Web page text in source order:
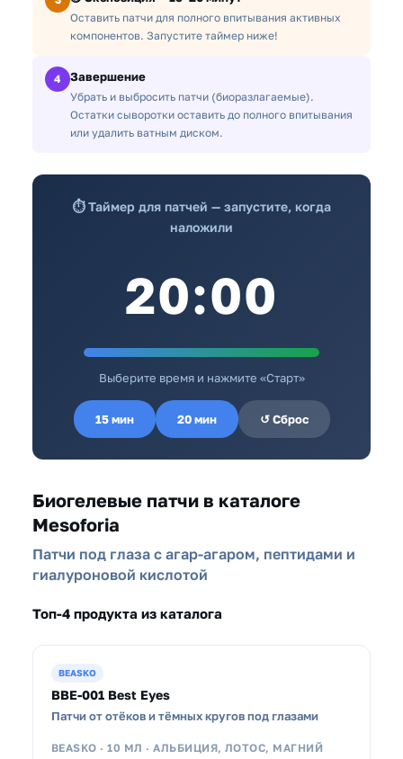
Оставить патчи для полного впитывания активных
компонентов. Запустите таймер ниже!
4 Завершение
Убрать и выбросить патчи (биоразлагаемые).
Остатки сыворотки оставить до полного впитывания
или удалить ватным диском.
⏱️ Таймер для патчей — запустите, когда
наложили
20:00
Выберите время и нажмите «Старт»
15 мин 20 мин ↺ Сброс
Биогелевые патчи в каталоге
Mesoforia
Патчи под глаза с агар-агаром, пептидами и
гиалуроновой кислотой
Топ-4 продукта из каталога
BEASKO
BBE-001 Best Eyes
Патчи от отёков и тёмных кругов под глазами
BEASKO · 10 МЛ · АЛЬБИЦИЯ, ЛОТОС, МАГНИЙ